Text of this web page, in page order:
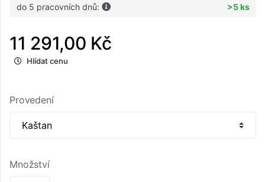
do 5 pracovních dnů: >5 ks
11 291,00 Kč
Hlídat cenu
Provedení
Množství